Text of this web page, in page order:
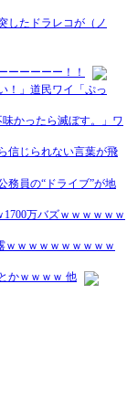
したドラレコが（ノ
ーーーーー！！
！」道民ワイ「ぷっ
かったら滅ぼす。」ワ
信じられない言葉が飛
員の“ドライブ”が地
万バズｗｗｗｗｗｗ
ｗｗｗｗｗｗｗｗｗｗ
かｗｗｗｗ 他